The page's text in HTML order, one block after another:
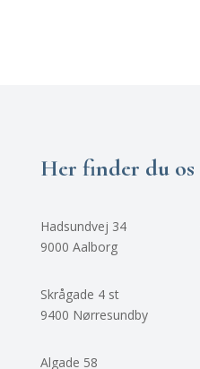
Her finder du os
Hadsundvej 34
9000 Aalborg
Skrågade 4 st
9400 Nørresundby
Algade 58